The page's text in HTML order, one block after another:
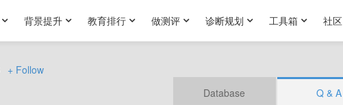
背景提升 教育排行 做测评 诊断规划 工具箱 社区
+ Follow
Database
Q & A